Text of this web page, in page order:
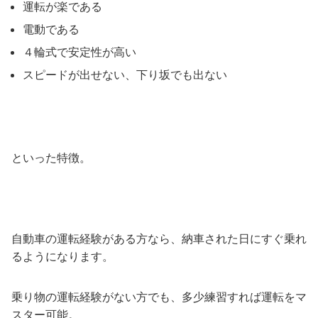
運転が楽である
電動である
４輪式で安定性が高い
スピードが出せない、下り坂でも出ない
といった特徴。
自動車の運転経験がある方なら、納車された日にすぐ乗れ
るようになります。
乗り物の運転経験がない方でも、多少練習すれば運転をマ
スター可能。